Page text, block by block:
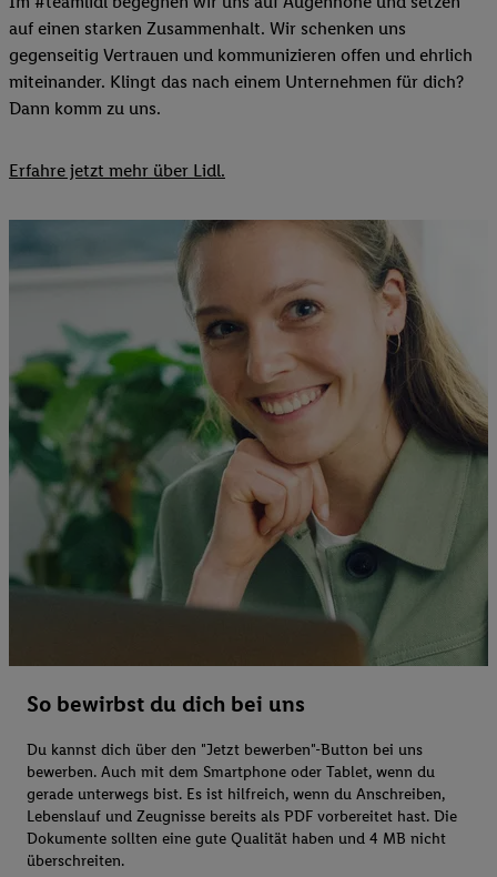
auf einen starken Zusammenhalt. Wir schenken uns
gegenseitig Vertrauen und kommunizieren offen und ehrlich
miteinander. Klingt das nach einem Unternehmen für dich?
Dann komm zu uns.​
Erfahre jetzt mehr über Lidl.
So bewirbst du dich bei uns
Du kannst dich über den "Jetzt bewerben"-Button bei uns
bewerben. Auch mit dem Smartphone oder Tablet, wenn du
gerade unterwegs bist. Es ist hilfreich, wenn du Anschreiben,
Lebenslauf und Zeugnisse bereits als PDF vorbereitet hast. Die
Dokumente sollten eine gute Qualität haben und 4 MB nicht
überschreiten.